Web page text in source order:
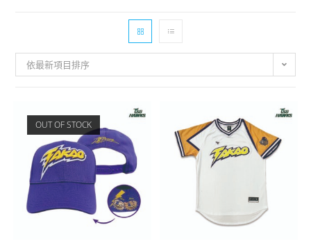
依最新項目排序
OUT OF STOCK